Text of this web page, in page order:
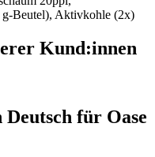
g-Beutel), Aktivkohle (2x)
Kund:innen
für Oase